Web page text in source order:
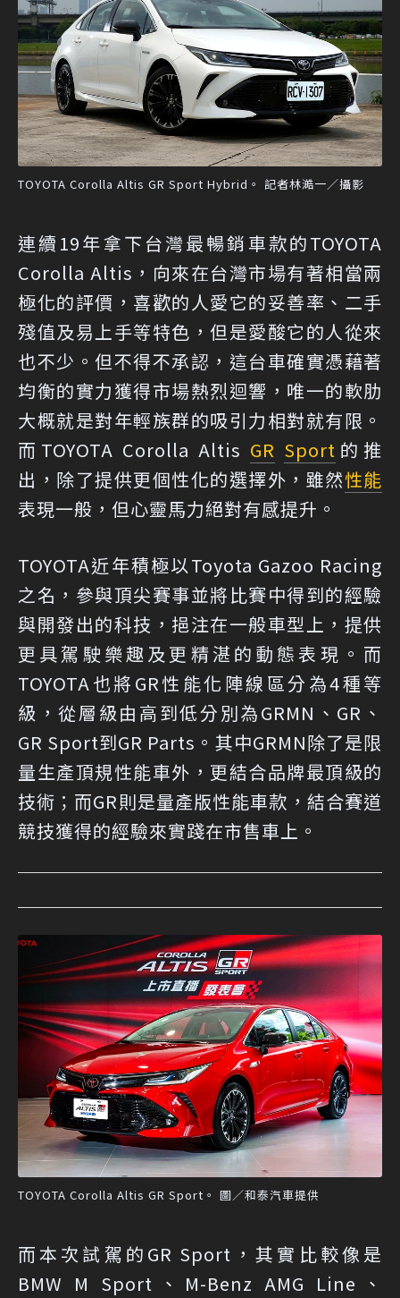
TOYOTA Corolla Altis GR Sport Hybrid。 記者林澔一／攝影
連續19年拿下台灣最暢銷車款的TOYOTA
Corolla Altis，向來在台灣市場有著相當兩
極化的評價，喜歡的人愛它的妥善率、二手
殘值及易上手等特色，但是愛酸它的人從來
也不少。但不得不承認，這台車確實憑藉著
均衡的實力獲得市場熱烈迴響，唯一的軟肋
大概就是對年輕族群的吸引力相對就有限。
而TOYOTA Corolla Altis GR Sport 的推
出，除了提供更個性化的選擇外，雖然性能
表現一般，但心靈馬力絕對有感提升。
TOYOTA近年積極以Toyota Gazoo Racing
之名，參與頂尖賽事並將比賽中得到的經驗
與開發出的科技，挹注在一般車型上，提供
更具駕駛樂趣及更精湛的動態表現。而
TOYOTA也將GR性能化陣線區分為4種等
級，從層級由高到低分別為GRMN、GR、
GR Sport到GR Parts。其中GRMN除了是限
量生產頂規性能車外，更結合品牌最頂級的
技術；而GR則是量產版性能車款，結合賽道
競技獲得的經驗來實踐在市售車上。
TOYOTA Corolla Altis GR Sport。 圖／和泰汽車提供
而本次試駕的GR Sport，其實比較像是
BMW M Sport、M-Benz AMG Line、